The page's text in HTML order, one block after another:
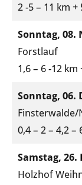
2 -5 – 11 km
Sonntag, 08.
Forstlauf
1,6 – 6 -12 km
Sonntag, 06.
Finsterwalde/
0,4 – 2 – 4,2 –
Samstag, 26.
Holzhof